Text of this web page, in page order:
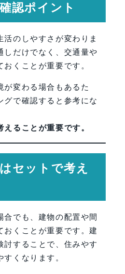
認ポイント
活のしやすさが変わりま
しだけでなく、交通量や
くことが重要です。
が変わる場合もあるた
グで確認すると参考にな
ることが重要です。
セットで考え
合でも、建物の配置や間
おくことが重要です。建
討することで、住みやす
くなります。